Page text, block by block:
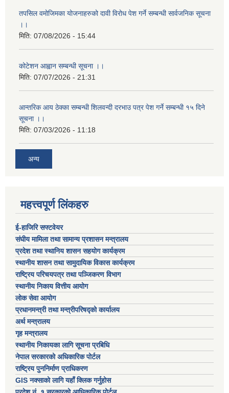
तपसिल वमोजिमका योजनाहरुको दावी विरोध पेश गर्ने सम्बन्धी सार्वजनिक सूचना
।।
मिति: 07/08/2026 - 15:44
कोटेशन आह्वान सम्बन्धी सूचना ।।
मिति: 07/07/2026 - 21:31
आन्तरिक आय ठेक्का सम्बन्धी शिलवन्दी दरभाउ पत्र पेश गर्ने सम्बन्धी १५ दिने
सूचना ।।
मिति: 07/03/2026 - 11:18
अन्य
महत्त्वपूर्ण लिंकहरु
ई-हाजिरि सफ्टवेयर
संघीय मामिला तथा सामान्य प्रशासन मन्त्रालय
प्रदेश तथा स्थानिय शासन सहयोग कार्यक्रम
स्थानीय शासन तथा सामुदायिक विकास कार्यक्रम
राष्ट्रिय परिचयपत्र तथा पञ्जिकरण विभाग
स्थानीय निकाय वित्तीय आयोग
लोक सेवा आयोग
प्रधानमन्त्री तथा मन्त्रीपरिषद्को कार्यालय
अर्थ मन्त्रालय
गृह मन्त्रालय
स्थानीय निकायका लागि सूचना प्रबिधि
नेपाल सरकारको अधिकारिक पोर्टल
राष्ट्रिय पुननिर्माण प्राधिकरण
GIS नक्साको लागि यहाँ क्लिक गर्नुहोस